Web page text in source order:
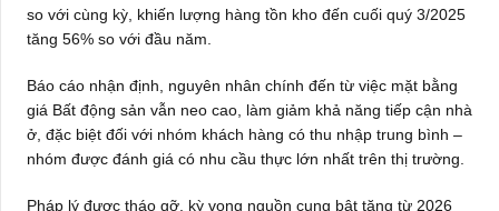
so với cùng kỳ, khiến lượng hàng tồn kho đến cuối quý 3/2025
tăng 56% so với đầu năm.
Báo cáo nhận định, nguyên nhân chính đến từ việc mặt bằng
giá Bất động sản vẫn neo cao, làm giảm khả năng tiếp cận nhà
ở, đặc biệt đối với nhóm khách hàng có thu nhập trung bình –
nhóm được đánh giá có nhu cầu thực lớn nhất trên thị trường.
Pháp lý được tháo gỡ, kỳ vọng nguồn cung bật tăng từ 2026